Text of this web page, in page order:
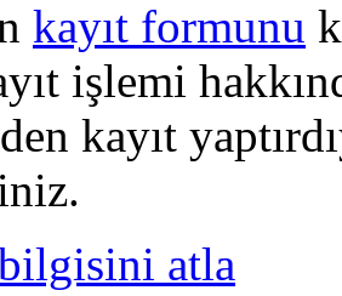
kayıt formunu
işlemi
kayıt
atla